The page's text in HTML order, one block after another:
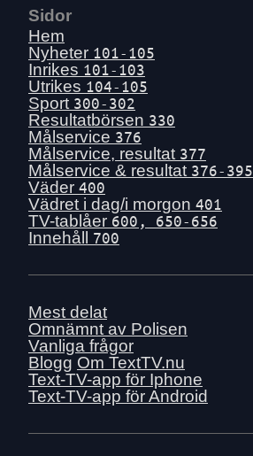
Sidor
Hem
Nyheter 101-105
Inrikes 101-103
Utrikes 104-105
Sport 300-302
Resultatbörsen 330
Målservice 376
Målservice, resultat 377
Målservice & resultat 376-395
Väder 400
Vädret i dag/i morgon 401
TV-tablåer 600, 650-656
Innehåll 700
Mest delat
Omnämnt av Polisen
Vanliga frågor
Blogg Om TextTV.nu
Text-TV-app för Iphone
Text-TV-app för Android